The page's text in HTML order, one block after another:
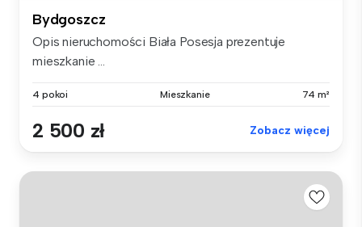
Bydgoszcz
Opis nieruchomości Biała Posesja prezentuje
mieszkanie ...
4 pokoi Mieszkanie 74 m²
2 500 zł Zobacz więcej